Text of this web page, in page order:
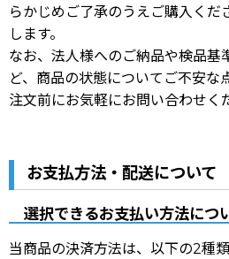
らかじめご了承のうえご購入くだ
します。
なお、法人様へのご納品や検品基
ど、商品の状態についてご不安な
注文前にお気軽にお問い合わせく
お支払方法・配送について
選択できるお支払い方法につ
当商品の決済方法は、以下の2種